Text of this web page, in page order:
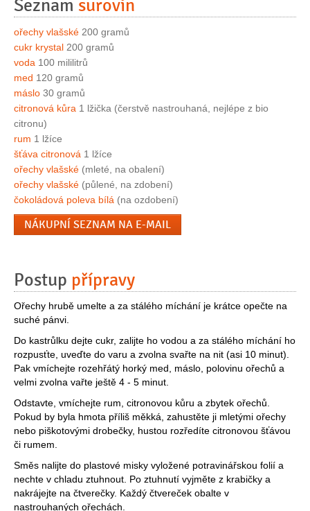
Seznam surovin
ořechy vlašské 200 gramů
cukr krystal 200 gramů
voda 100 mililitrů
med 120 gramů
máslo 30 gramů
citronová kůra 1 lžička (čerstvě nastrouhaná, nejlépe z bio
citronu)
rum 1 lžíce
šťáva citronová 1 lžíce
ořechy vlašské (mleté, na obalení)
ořechy vlašské (půlené, na zdobení)
čokoládová poleva bílá (na ozdobení)
NÁKUPNÍ SEZNAM NA E-MAIL
Postup přípravy
Ořechy hrubě umelte a za stálého míchání je krátce opečte na
suché pánvi.
Do kastrůlku dejte cukr, zalijte ho vodou a za stálého míchání ho
rozpusťte, uveďte do varu a zvolna svařte na nit (asi 10 minut).
Pak vmíchejte rozehřátý horký med, máslo, polovinu ořechů a
velmi zvolna vařte ještě 4 - 5 minut.
Odstavte, vmíchejte rum, citronovou kůru a zbytek ořechů.
Pokud by byla hmota příliš měkká, zahustěte ji mletými ořechy
nebo piškotovými drobečky, hustou rozředíte citronovou šťávou
či rumem.
Směs nalijte do plastové misky vyložené potravinářskou folií a
nechte v chladu ztuhnout. Po ztuhnutí vyjměte z krabičky a
nakrájejte na čtverečky. Každý čtvereček obalte v
nastrouhaných ořechách.